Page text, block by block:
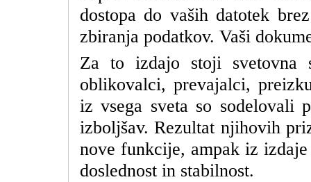
dostopa do vaših datotek
zbiranja podatkov. Vaši
Za to izdajo stoji svetovna
oblikovalci, prevajalci,
iz vsega sveta so sodelovali
izboljšav. Rezultat njihovih
nove funkcije, ampak iz
doslednost in stabilnost.